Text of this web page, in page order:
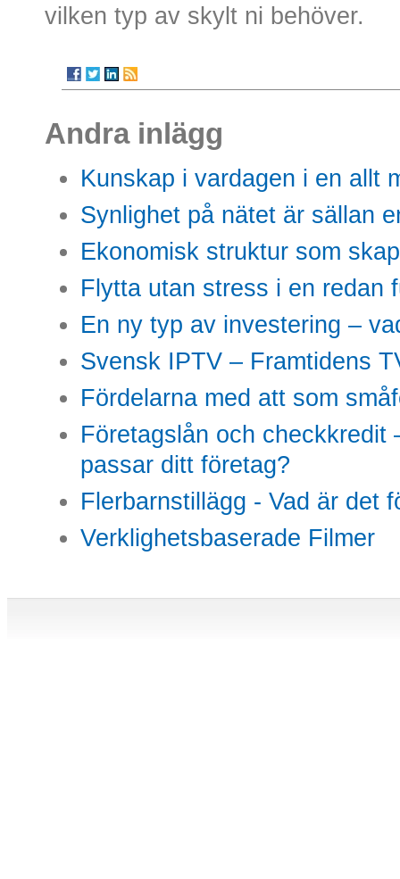
vilken typ av skylt ni behöver.
Andra inlägg
Kunskap i vardagen i en allt
Synlighet på nätet är sällan
Ekonomisk struktur som
Flytta utan stress i en redan
En ny typ av investering –
Svensk IPTV – Framtidens
Fördelarna med att som
Företagslån och checkkredit
passar ditt företag?
Flerbarnstillägg - Vad är det
Verklighetsbaserade Filmer